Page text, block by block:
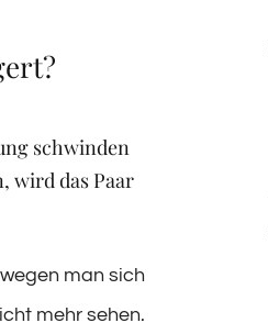
schwinden
wird das Paar
man sich
mehr sehen.